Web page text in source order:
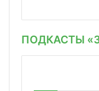
ПОДКАСТЫ